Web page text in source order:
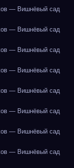
— Вишнёвый сад
— Вишнёвый сад
— Вишнёвый сад
— Вишнёвый сад
— Вишнёвый сад
— Вишнёвый сад
— Вишнёвый сад
— Вишнёвый сад